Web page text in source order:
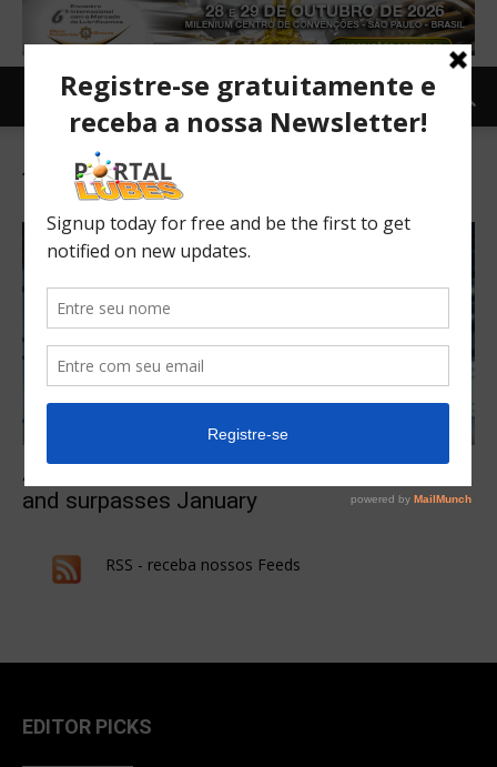
Tag: Automotive market
Automotive market surprises in February
and surpasses January
RSS - receba nossos Feeds
EDITOR PICKS